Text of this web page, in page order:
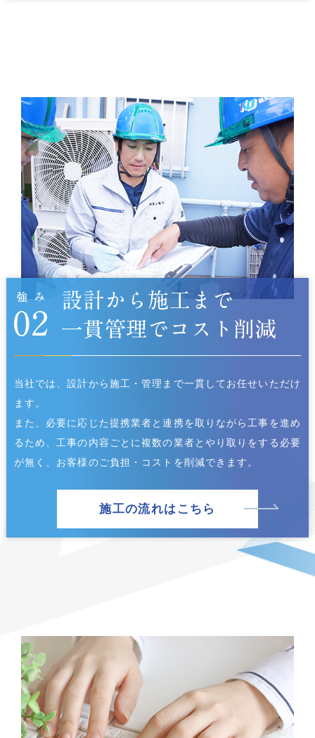
当社では、設計から施工・管理まで一貫してお任せいただけ
ます。
また、必要に応じた提携業者と連携を取りながら工事を進め
るため、工事の内容ごとに複数の業者とやり取りをする必要
が無く、お客様のご負担・コストを削減できます。
施工の流れはこちら